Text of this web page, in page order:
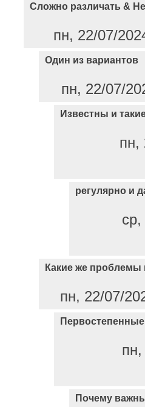
Сложно различать &
пн, 22/07/
Один из вариантов
пн, 22/07/
Известны и
пн,
регулярно и
Какие же
пн, 22/07/
Почему